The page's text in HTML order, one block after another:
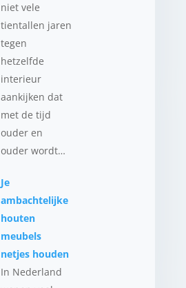
niet vele
tientallen jaren
tegen
hetzelfde
interieur
aankijken dat
met de tijd
ouder en
ouder wordt…
Je
ambachtelijke
houten
meubels
netjes houden
In Nederland